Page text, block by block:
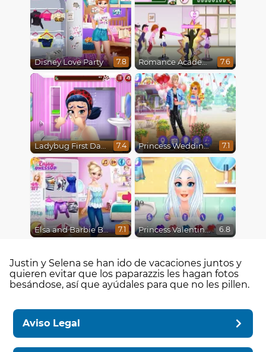
Disney Love Party 7.8 Romance Academy 7.6
Ladybug First Date 7.4 Princess Wedding Drama 7.1
Elsa and Barbie Blind Date 7.1 Princess Valentine's Day Catfish 6.8
Justin y Selena se han ido de vacaciones juntos y
quieren evitar que los paparazzis les hagan fotos
besándose, así que ayúdales para que no les pillen.
Aviso Legal